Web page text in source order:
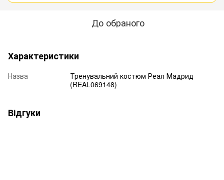
До обраного
Характеристики
Назва
Тренувальний костюм Реал Мадрид
(REAL069148)
Відгуки